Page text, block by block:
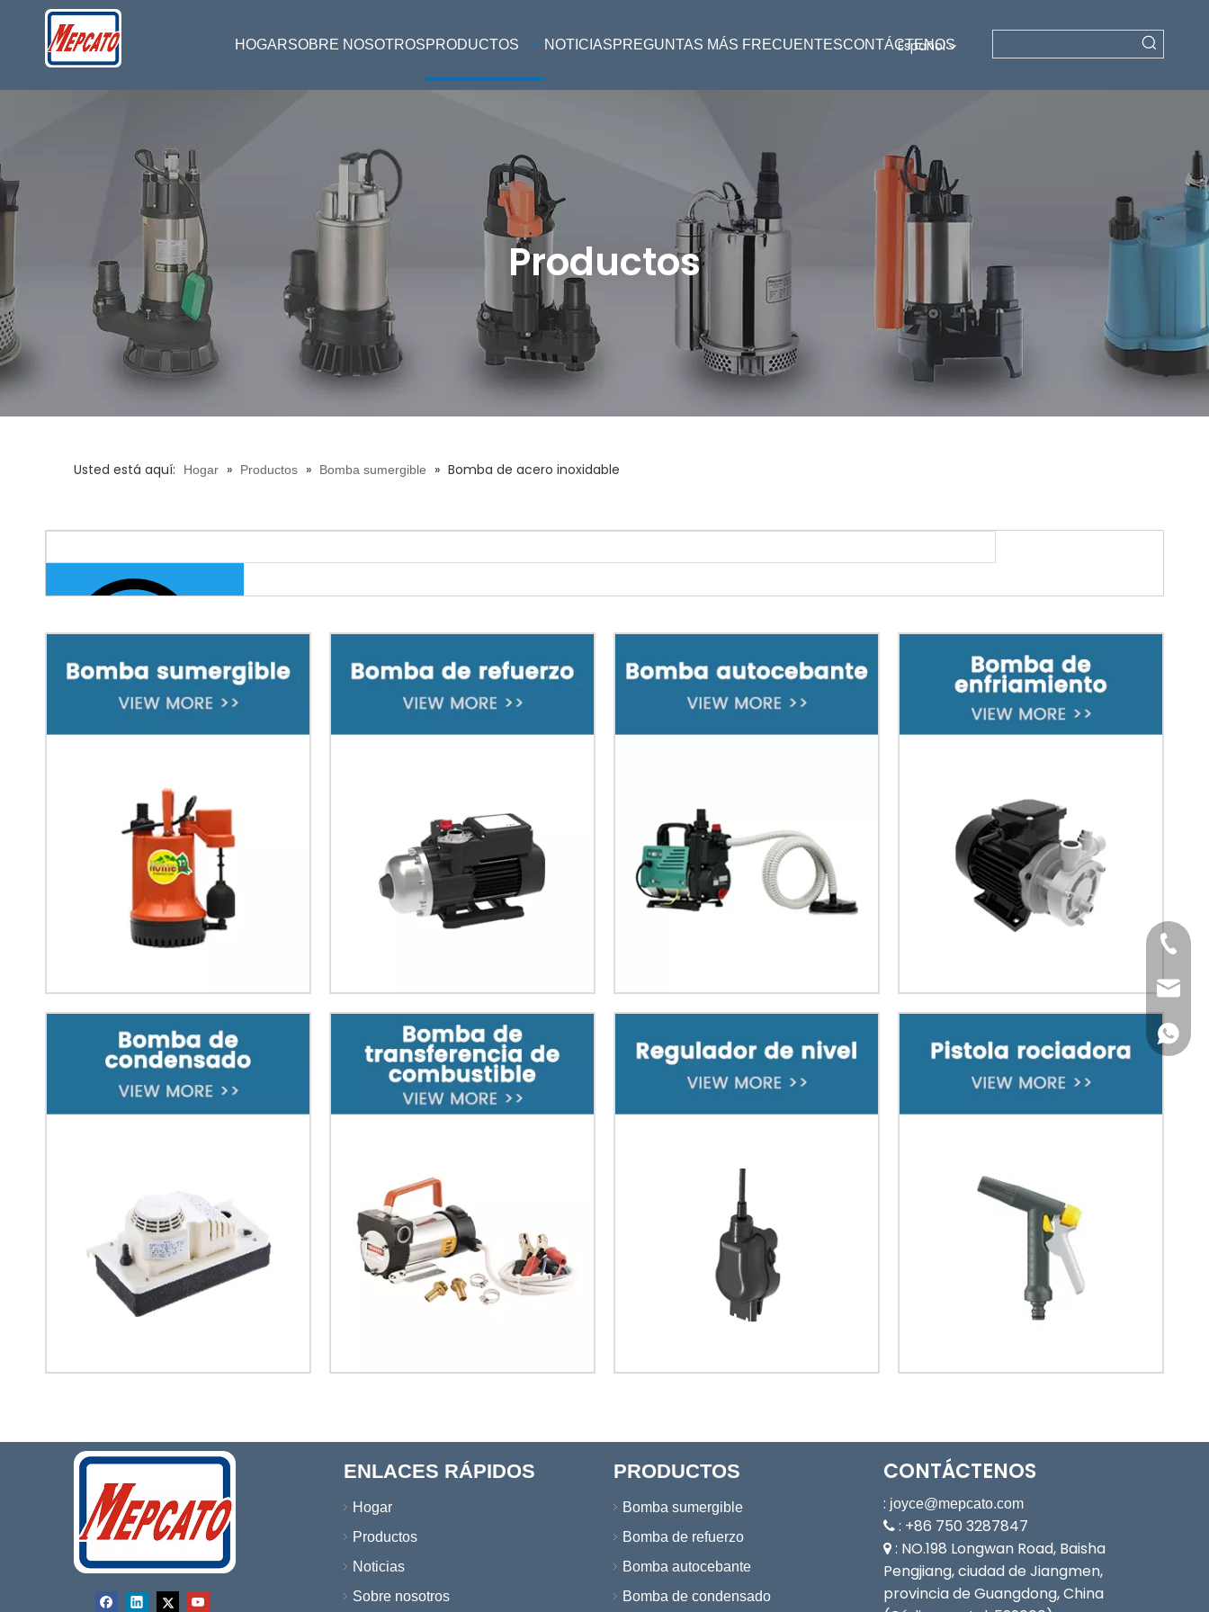
HOGARSOBRE NOSOTROSPRODUCTOS NOTICIASPREGUNTAS MÁS FRECUENTESCONTÁCTENOS
Español
Productos
Usted está aquí: Hogar » Productos » Bomba sumergible » Bomba de acero inoxidable
Tel
Email
ENLACES RÁPIDOS
Hogar
Productos
Noticias
Sobre nosotros
PRODUCTOS
Bomba sumergible
Bomba de refuerzo
Bomba autocebante
Bomba de condensado
CONTÁCTENOS
: joyce@mepcato.com
: +86 750 3287847
: NO.198 Longwan Road, Baisha
Pengjiang, ciudad de Jiangmen,
provincia de Guangdong, China